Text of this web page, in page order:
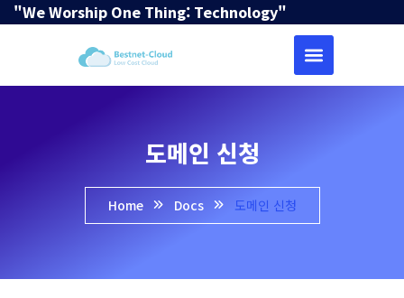
"We Worship One Thing: Technology"
도메인 신청
Home Docs 도메인 신청